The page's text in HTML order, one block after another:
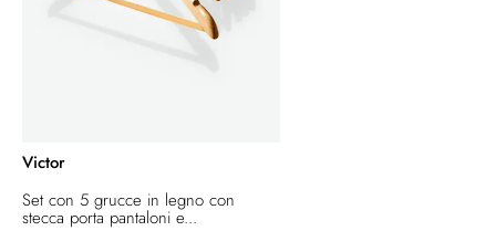
Victor
Set con 5 grucce in legno con
stecca porta pantaloni e...